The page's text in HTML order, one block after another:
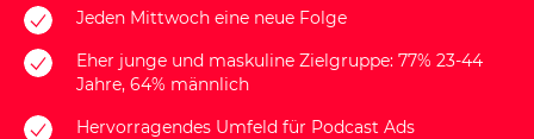
Jeden Mittwoch eine neue Folge
Eher junge und maskuline Zielgruppe: 77% 23-44
Jahre, 64% männlich
Hervorragendes Umfeld für Podcast Ads